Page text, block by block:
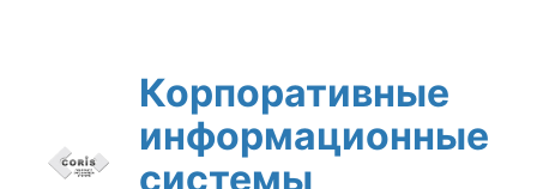
Корпоративные
информационные
системы